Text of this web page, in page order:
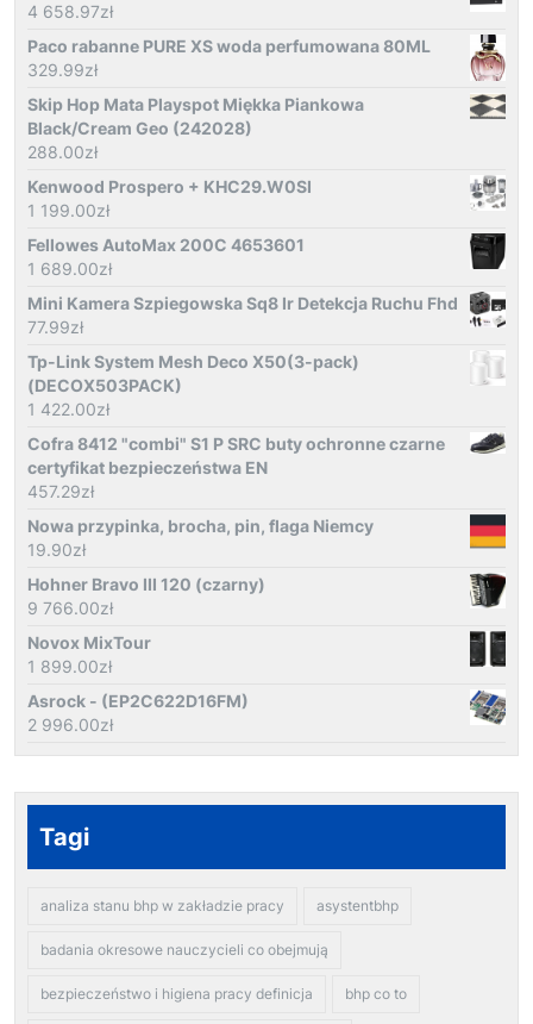
4 658.97zł
Paco rabanne PURE XS woda perfumowana 80ML
329.99zł
Skip Hop Mata Playspot Miękka Piankowa
Black/Cream Geo (242028)
288.00zł
Kenwood Prospero + KHC29.W0SI
1 199.00zł
Fellowes AutoMax 200C 4653601
1 689.00zł
Mini Kamera Szpiegowska Sq8 Ir Detekcja Ruchu Fhd
77.99zł
Tp-Link System Mesh Deco X50(3-pack)
(DECOX503PACK)
1 422.00zł
Cofra 8412 "combi" S1 P SRC buty ochronne czarne
certyfikat bezpieczeństwa EN
457.29zł
Nowa przypinka, brocha, pin, flaga Niemcy
19.90zł
Hohner Bravo III 120 (czarny)
9 766.00zł
Novox MixTour
1 899.00zł
Asrock - (EP2C622D16FM)
2 996.00zł
Tagi
analiza stanu bhp w zakładzie pracy asystentbhp
badania okresowe nauczycieli co obejmują
bezpieczeństwo i higiena pracy definicja bhp co to